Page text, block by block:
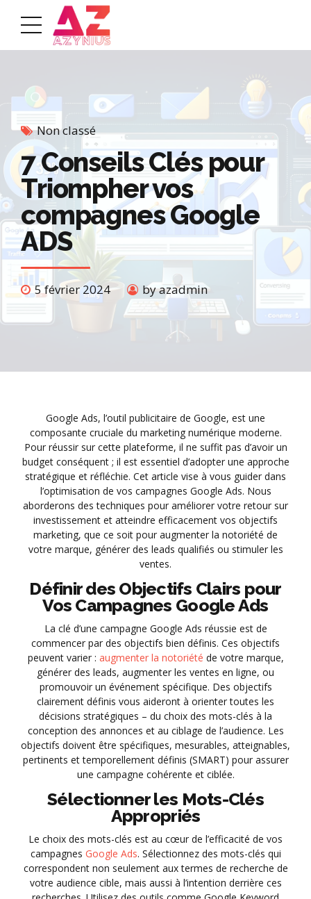
Non classé
7 Conseils Clés pour
Triompher vos
compagnes Google
ADS
5 février 2024 by azadmin
Google Ads, l’outil publicitaire de Google, est une
composante cruciale du marketing numérique moderne.
Pour réussir sur cette plateforme, il ne suffit pas d’avoir un
budget conséquent ; il est essentiel d’adopter une approche
stratégique et réfléchie. Cet article vise à vous guider dans
l’optimisation de vos campagnes Google Ads. Nous
aborderons des techniques pour améliorer votre retour sur
investissement et atteindre efficacement vos objectifs
marketing, que ce soit pour augmenter la notoriété de
votre marque, générer des leads qualifiés ou stimuler les
ventes.
Définir des Objectifs Clairs pour
Vos Campagnes Google Ads
La clé d’une campagne Google Ads réussie est de
commencer par des objectifs bien définis. Ces objectifs
peuvent varier : augmenter la notoriété de votre marque,
générer des leads, augmenter les ventes en ligne, ou
promouvoir un événement spécifique. Des objectifs
clairement définis vous aideront à orienter toutes les
décisions stratégiques – du choix des mots-clés à la
conception des annonces et au ciblage de l’audience. Les
objectifs doivent être spécifiques, mesurables, atteignables,
pertinents et temporellement définis (SMART) pour assurer
une campagne cohérente et ciblée.
Sélectionner les Mots-Clés
Appropriés
Le choix des mots-clés est au cœur de l’efficacité de vos
campagnes Google Ads. Sélectionnez des mots-clés qui
correspondent non seulement aux termes de recherche de
votre audience cible, mais aussi à l’intention derrière ces